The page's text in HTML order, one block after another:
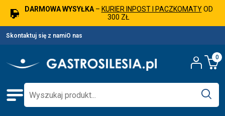
DARMOWA WYSYŁKA– KURIER INPOST I PACZKOMATYOD
300 ZŁ
Skontaktuj się z namiO nas
0